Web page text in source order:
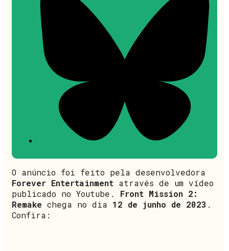
O anúncio foi feito pela desenvolvedora
Forever Entertainment através de um vídeo
publicado no Youtube. Front Mission 2:
Remake chega no dia 12 de junho de 2023 .
Confira: